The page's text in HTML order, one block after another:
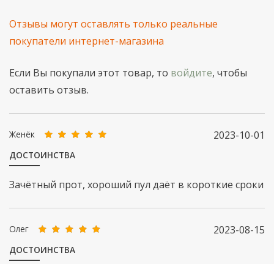
Отзывы могут оставлять только реальные
покупатели интернет-магазина
Если Вы покупали этот товар, то войдите, чтобы
оставить отзыв.
2023-10-01
Женёк
ДОСТОИНСТВА
Зачётный прот, хороший пул даёт в короткие сроки
2023-08-15
Олег
ДОСТОИНСТВА